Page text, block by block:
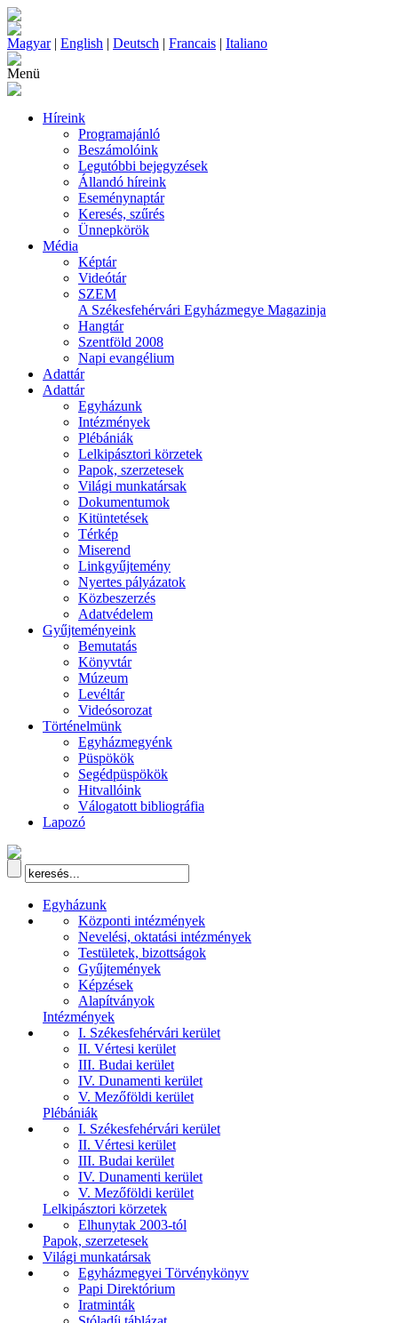
Magyar| English | Deutsch | Francais | Italiano
Menü
Híreink
Programajánló
Beszámolóink
Legutóbbi bejegyzések
Állandó híreink
Eseménynaptár
Keresés, szűrés
Ünnepkörök
Média
Képtár
Videótár
SZEM
A Székesfehérvári Egyházmegye Magazinja
Hangtár
Szentföld 2008
Napi evangélium
Adattár
Adattár
Egyházunk
Intézmények
Plébániák
Lelkipásztori körzetek
Papok, szerzetesek
Világi munkatársak
Dokumentumok
Kitüntetések
Térkép
Miserend
Linkgyűjtemény
Nyertes pályázatok
Közbeszerzés
Adatvédelem
Gyűjteményeink
Bemutatás
Könyvtár
Múzeum
Levéltár
Videósorozat
Történelmünk
Egyházmegyénk
Püspökök
Segédpüspökök
Hitvallóink
Válogatott bibliográfia
Lapozó
Egyházunk
Központi intézmények
Nevelési, oktatási intézmények
Testületek, bizottságok
Gyűjtemények
Képzések
Alapítványok
Intézmények
I. Székesfehérvári kerület
II. Vértesi kerület
III. Budai kerület
IV. Dunamenti kerület
V. Mezőföldi kerület
Plébániák
I. Székesfehérvári kerület
II. Vértesi kerület
III. Budai kerület
IV. Dunamenti kerület
V. Mezőföldi kerület
Lelkipásztori körzetek
Elhunytak 2003-tól
Papok, szerzetesek
Világi munkatársak
Egyházmegyei Törvénykönyv
Papi Direktórium
Iratminták